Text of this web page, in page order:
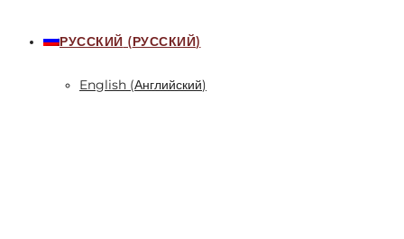
РУССКИЙ (РУССКИЙ)
English (Английский)